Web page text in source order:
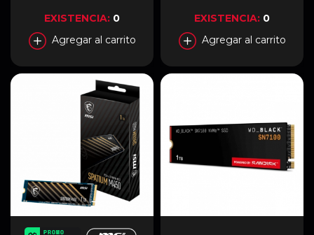
EXISTENCIA: 0
Agregar al carrito
EXISTENCIA: 0
Agregar al carrito